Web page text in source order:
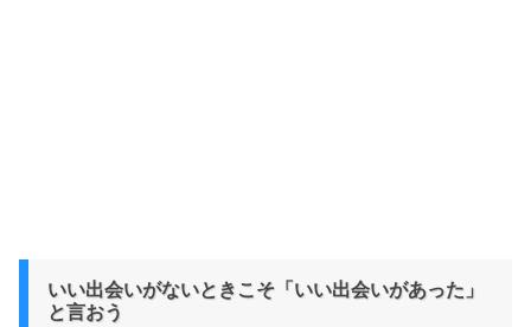
いい出会いがないときこそ「いい出会いがあった」
と言おう